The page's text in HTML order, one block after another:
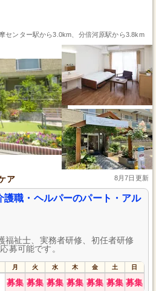
センター駅から3.0km、分倍河原駅から3.8km
ア 8月7日更新
護職・ヘルパーのパート・アル
福祉士、実務者研修、初任者研修
募可能です。
月 火 水 木 金 土 日
募集 募集 募集 募集 募集 募集 募集